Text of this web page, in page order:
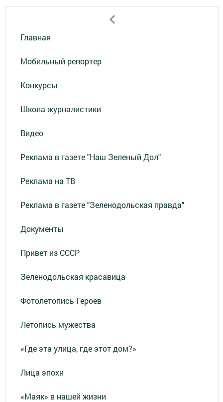
Главная
Мобильный репортер
Конкурсы
Школа журналистики
Видео
Реклама в газете "Наш Зеленый Дол"
Реклама на ТВ
Реклама в газете "Зеленодольская правда"
Документы
Привет из СССР
Зеленодольская красавица
Фотолетопись Героев
Летопись мужества
«Где эта улица, где этот дом?»
Лица эпохи
«Маяк» в нашей жизни